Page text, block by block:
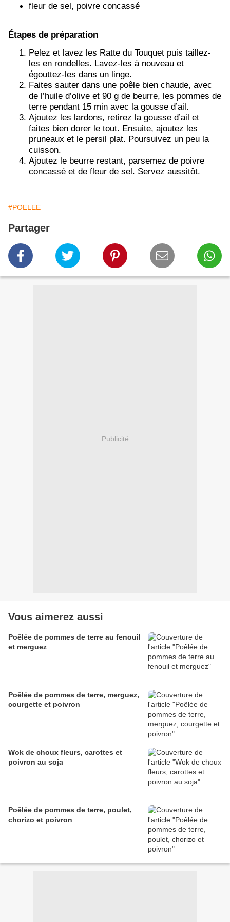
fleur de sel, poivre concassé
Étapes de préparation
Pelez et lavez les Ratte du Touquet puis taillez-
les en rondelles. Lavez-les à nouveau et
égouttez-les dans un linge.
Faites sauter dans une poêle bien chaude, avec
de l’huile d’olive et 90 g de beurre, les pommes de
terre pendant 15 min avec la gousse d’ail.
Ajoutez les lardons, retirez la gousse d’ail et
faites bien dorer le tout. Ensuite, ajoutez les
pruneaux et le persil plat. Poursuivez un peu la
cuisson.
Ajoutez le beurre restant, parsemez de poivre
concassé et de fleur de sel. Servez aussitôt.
#POELEE
Partager
Publicité
Vous aimerez aussi
Poêlée de pommes de terre au fenouil
et merguez
Poêlée de pommes de terre, merguez,
courgette et poivron
Wok de choux fleurs, carottes et
poivron au soja
Poêlée de pommes de terre, poulet,
chorizo et poivron